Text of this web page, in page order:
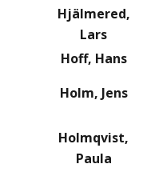
Hjälmered,
Lars
Hoff, Hans
Holm, Jens
Holmqvist,
Paula